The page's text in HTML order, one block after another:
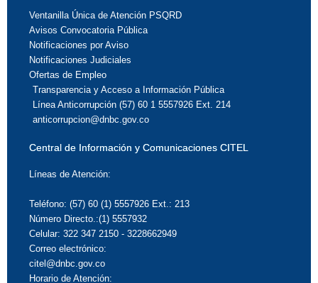
Ventanilla Única de Atención PSQRD
Avisos Convocatoria Pública
Notificaciones por Aviso
Notificaciones Judiciales
Ofertas de Empleo
Transparencia y Acceso a Información Pública
Línea Anticorrupción (57) 60 1 5557926 Ext. 214
anticorrupcion@dnbc.gov.co
Central de Información y Comunicaciones CITEL
Líneas de Atención:
Teléfono: (57) 60 (1) 5557926 Ext.: 213
Número Directo.:(1) 5557932
Celular: 322 347 2150 - 3228662949
Correo electrónico:
citel@dnbc.gov.co
Horario de Atención: